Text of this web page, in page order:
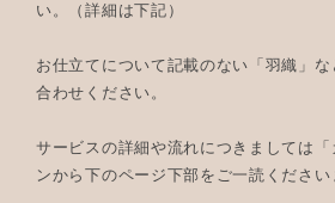
い。（詳細は下記）
お仕立てについて記載のない「羽織」
合わせください。
サービスの詳細や流れにつきましては
ンから下のページ下部をご一読ください